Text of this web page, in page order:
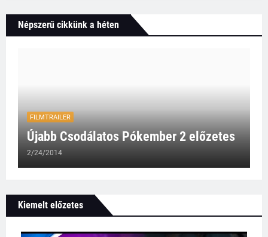
Népszerű cikkünk a héten
FILMTRAILER
Újabb Csodálatos Pókember 2 előzetes
2/24/2014
Kiemelt előzetes